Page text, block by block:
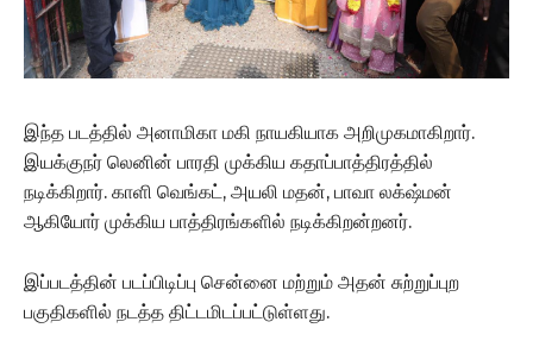
இந்த படத்தில் அனாமிகா மகி நாயகியாக அறிமுகமாகிறார்.
இயக்குநர் லெனின் பாரதி முக்கிய கதாப்பாத்திரத்தில்
நடிக்கிறார். காளி வெங்கட், அயலி மதன், பாவா லக்‌ஷ்மன்
ஆகியோர் முக்கிய பாத்திரங்களில் நடிக்கிறன்றனர்.
இப்படத்தின் படப்பிடிப்பு சென்னை மற்றும் அதன் சுற்றுப்புற
பகுதிகளில் நடத்த திட்டமிடப்பட்டுள்ளது.